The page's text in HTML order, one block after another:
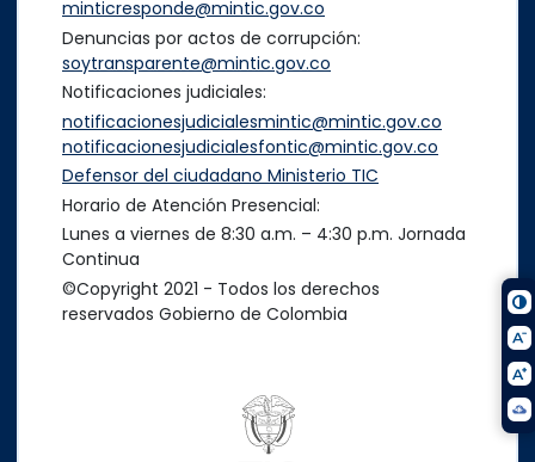
minticresponde@mintic.gov.co
Denuncias por actos de corrupción:
soytransparente@mintic.gov.co
Notificaciones judiciales:
notificacionesjudicialesmintic@mintic.gov.co
notificacionesjudicialesfontic@mintic.gov.co
Defensor del ciudadano Ministerio TIC
Horario de Atención Presencial:
Lunes a viernes de 8:30 a.m. – 4:30 p.m. Jornada
Continua
©Copyright 2021 - Todos los derechos
reservados Gobierno de Colombia